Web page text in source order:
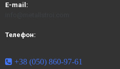
E-mail:
Телефон:
+38 (050) 860-97-61